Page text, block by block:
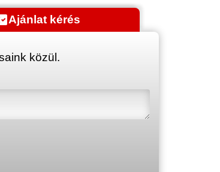
Ajánlat kérés
közül.